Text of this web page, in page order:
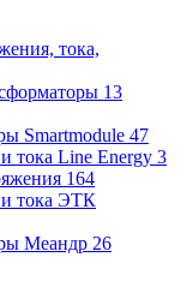
тока,
13
Smartmodule 47
тока Line Energy 3
164
и тока ЭТК
Меандр 26